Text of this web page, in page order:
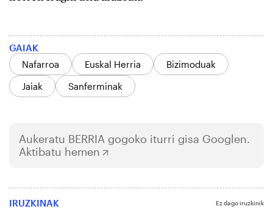
GAIAK
Nafarroa
Euskal Herria
Bizimoduak
Jaiak
Sanferminak
Aukeratu BERRIA gogoko iturri gisa Googlen.
Aktibatu hemen
IRUZKINAK Ez dago iruzkinik